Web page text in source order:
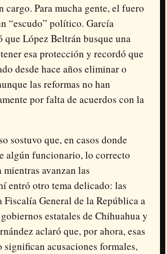
cargo. Para mucha gente, el fuero
“escudo” político. García
que López Beltrán busque una
esa protección y recordó que
desde hace años eliminar o
las reformas no han
por falta de acuerdos con la
sostuvo que, en casos donde
algún funcionario, lo correcto
avanzan las
entró otro tema delicado: las
Fiscalía General de la República a
estatales de Chihuahua y
aclaró que, por ahora, esas
significan acusaciones formales,